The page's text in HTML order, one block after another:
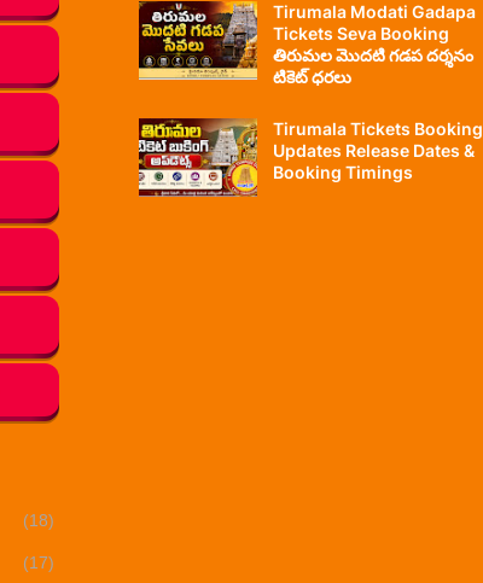
(18)
(17)
Tirumala Modati Gadapa
Tickets Seva Booking
తిరుమల మొదటి గడప దర్శనం
టికెట్ ధరలు
Tirumala Tickets Booking
Updates Release Dates &
Booking Timings